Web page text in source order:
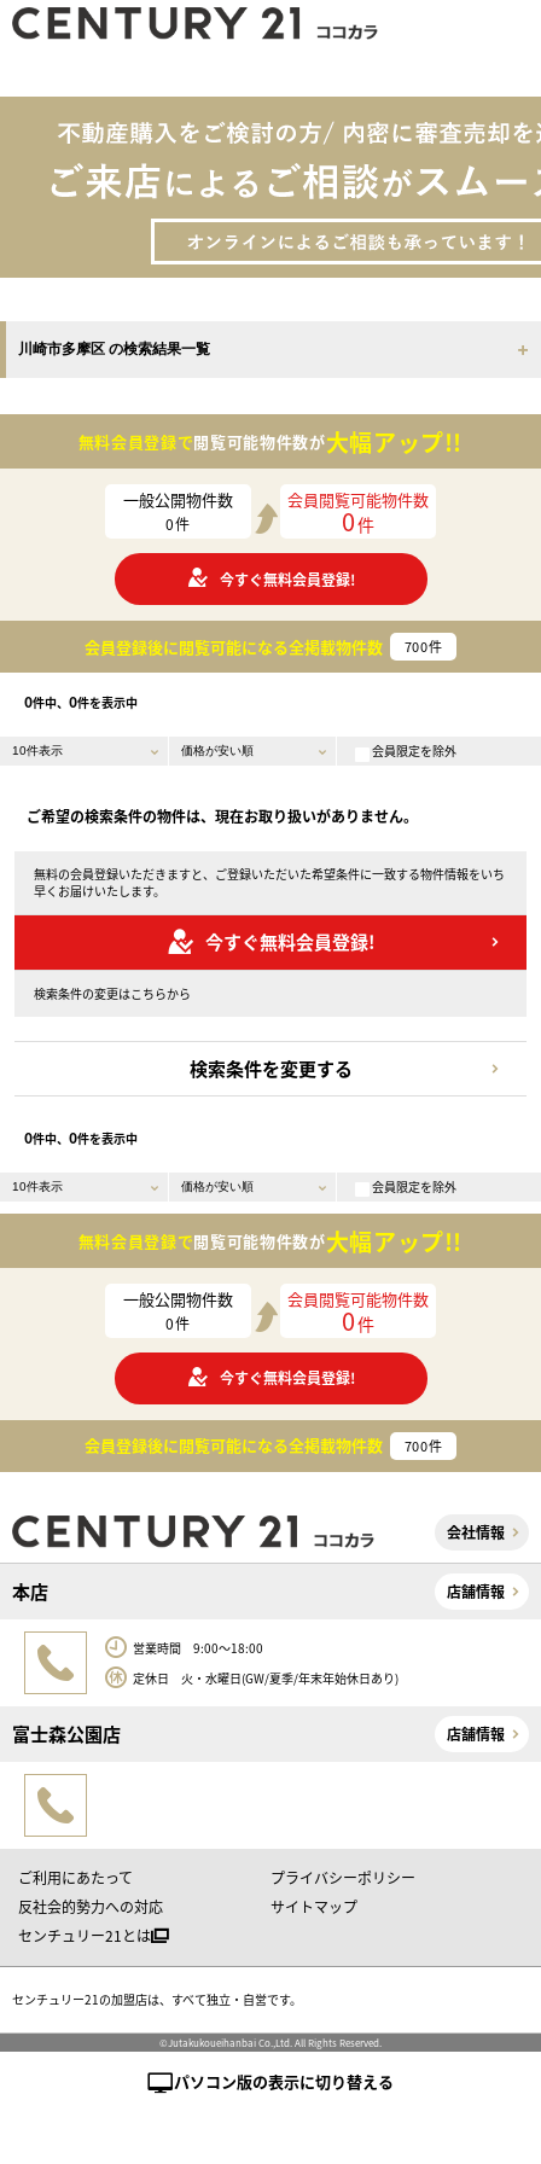
川崎市多摩区 の検索結果一覧
無料会員登録で閲覧可能物件数が大幅アップ!!
一般公開物件数
0件
会員閲覧可能物件数
0件
今すぐ無料会員登録!
会員登録後に閲覧可能になる全掲載物件数 700件
0件中、 0件を表示中
会員限定を除外
ご希望の検索条件の物件は、現在お取り扱いがありません。
無料の会員登録いただきますと、ご登録いただいた希望条件に一致する物件情報をいち
早くお届けいたします。
今すぐ無料会員登録!
検索条件の変更はこちらから
検索条件を変更する
0件中、 0件を表示中
会員限定を除外
無料会員登録で閲覧可能物件数が大幅アップ!!
一般公開物件数
0件
会員閲覧可能物件数
0件
今すぐ無料会員登録!
会員登録後に閲覧可能になる全掲載物件数 700件
会社情報
本店 店舗情報
営業時間 9:00～18:00
定休日 火・水曜日(GW/夏季/年末年始休日あり)
富士森公園店 店舗情報
ご利用にあたって
プライバシーポリシー
反社会的勢力への対応
サイトマップ
センチュリー21とは
センチュリー21の加盟店は、すべて独立・自営です。
©Jutakukoueihanbai Co.,Ltd. All Rights Reserved.
パソコン版の表示に切り替える